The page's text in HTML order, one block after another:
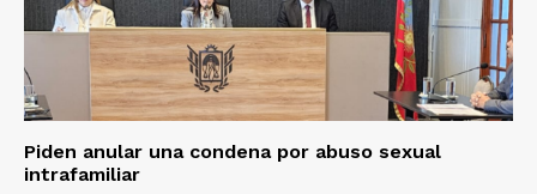
Piden anular una condena por abuso sexual
intrafamiliar